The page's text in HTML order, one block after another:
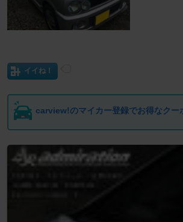
イイね！
carview!のマイカー登録でお得なクー